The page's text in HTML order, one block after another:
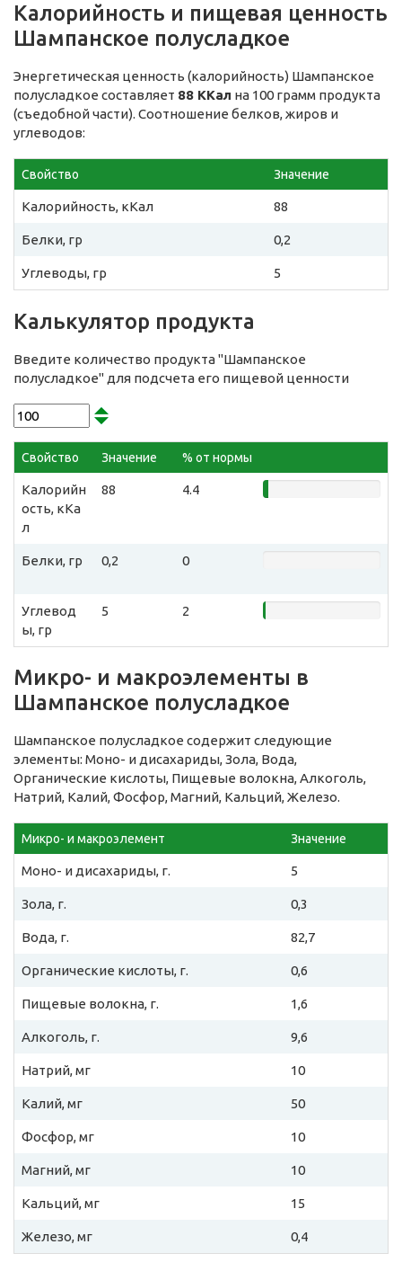
Калорийность и пищевая ценность
Шампанское полусладкое
Энергетическая ценность (калорийность) Шампанское
полусладкое составляет 88 ККал на 100 грамм продукта
(съедобной части). Соотношение белков, жиров и
углеводов:
Свойство Значение
Калорийность, кКал 88
Белки, гр 0,2
Углеводы, гр 5
Калькулятор продукта
Введите количество продукта "Шампанское
полусладкое" для подсчета его пищевой ценности
Свойство Значение % от нормы
Калорийн
ость, кКа
л
88 4.4
Белки, гр 0,2 0
Углевод
ы, гр
5 2
Микро- и макроэлементы в
Шампанское полусладкое
Шампанское полусладкое содержит следующие
элементы: Моно- и дисахариды, Зола, Вода,
Органические кислоты, Пищевые волокна, Алкоголь,
Натрий, Калий, Фосфор, Магний, Кальций, Железо.
Микро- и макроэлемент Значение
Моно- и дисахариды, г. 5
Зола, г. 0,3
Вода, г. 82,7
Органические кислоты, г. 0,6
Пищевые волокна, г. 1,6
Алкоголь, г. 9,6
Натрий, мг 10
Калий, мг 50
Фосфор, мг 10
Магний, мг 10
Кальций, мг 15
Железо, мг 0,4